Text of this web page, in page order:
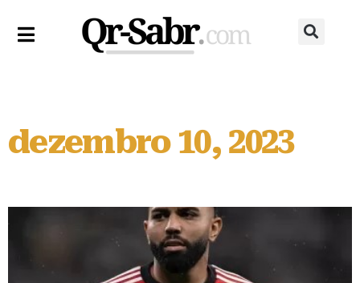
dezembro 10, 2023